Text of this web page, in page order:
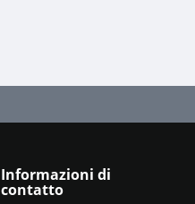
Informazioni di
contatto